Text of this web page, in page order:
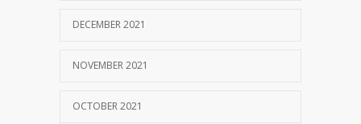
DECEMBER 2021
NOVEMBER 2021
OCTOBER 2021